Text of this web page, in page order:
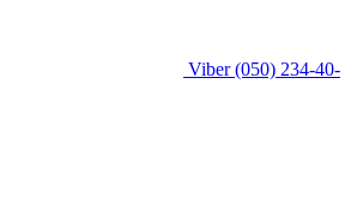
Viber(050) 234-40-